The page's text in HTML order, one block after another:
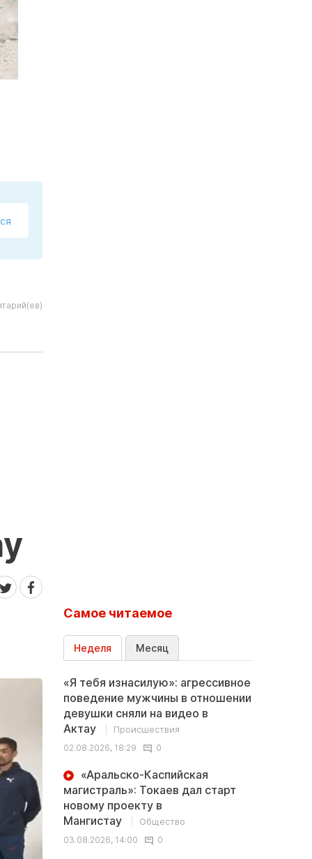
Самое читаемое
Неделя Месяц
«Я тебя изнасилую»: агрессивное
поведение мужчины в отношении
девушки сняли на видео в
Актау
Происшествия
02.08.2026, 18:29
0
«Аральско-Каспийская
магистраль»: Токаев дал старт
новому проекту в
Мангистау
Общество
03.08.2026, 14:00
0